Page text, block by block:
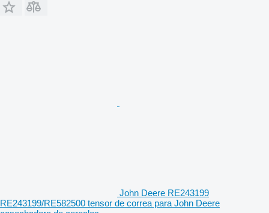
John Deere RE243199
RE243199/RE582500 tensor de correa para John Deere